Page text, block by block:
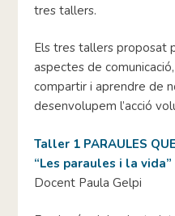
tres tallers.
Els tres tallers proposat
aspectes de
compartir i aprendre de
desenvolupem l’acció
Taller 1 PARAULES
“Les paraules i la vida”
Docent Paula Gelpi